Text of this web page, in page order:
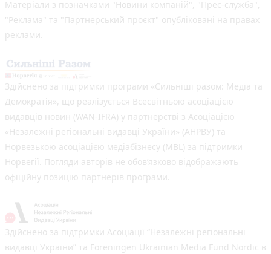
Матеріали з позначками "Новини компаній", "Прес-служба",
"Реклама" та "Партнерський проєкт" опубліковані на правах
реклами.
Здійснено за підтримки програми «Сильніші разом: Медіа та
Демократія», що реалізується Всесвітньою асоціацією
видавців новин (WAN-IFRA) у партнерстві з Асоціацією
«Незалежні регіональні видавці України» (АНРВУ) та
Норвезькою асоціацією медіабізнесу (MBL) за підтримки
Норвегії. Погляди авторів не обов’язково відображають
офіційну позицію партнерів програми.
Здійснено за підтримки Асоціації “Незалежні регіональні
видавці України” та Foreningen Ukrainian Media Fund Nordic в